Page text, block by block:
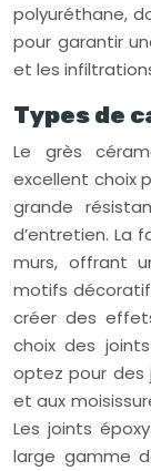
polyuréthane,
pour garantir
et les
Types de
Le grès
excellent choix
grande
d’entretien. La
murs, offrant
motifs
créer des
choix des
optez pour des
et aux
Les joints
large gamme